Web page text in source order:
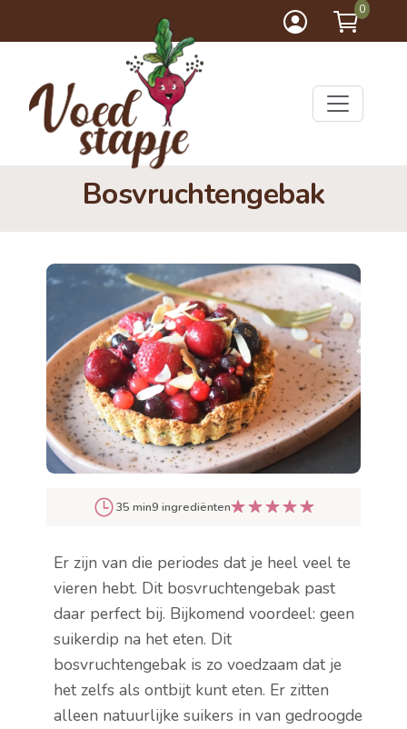
0
Bosvruchtengebak
35 min9 ingrediënten
Er zijn van die periodes dat je heel veel te
vieren hebt. Dit bosvruchtengebak past
daar perfect bij. Bijkomend voordeel: geen
suikerdip na het eten. Dit
bosvruchtengebak is zo voedzaam dat je
het zelfs als ontbijt kunt eten. Er zitten
alleen natuurlijke suikers in van gedroogde